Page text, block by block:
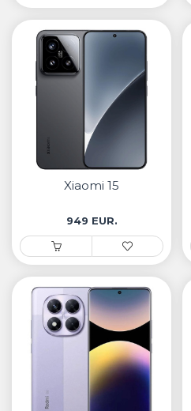
Xiaomi 15
949 EUR.